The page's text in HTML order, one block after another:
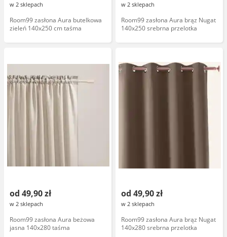
w 2 sklepach
Room99 zasłona Aura butelkowa
zieleń 140x250 cm taśma
w 2 sklepach
Room99 zasłona Aura brąz Nugat
140x250 srebrna przelotka
od 49,90 zł
w 2 sklepach
Room99 zasłona Aura beżowa
jasna 140x280 taśma
od 49,90 zł
w 2 sklepach
Room99 zasłona Aura brąz Nugat
140x280 srebrna przelotka